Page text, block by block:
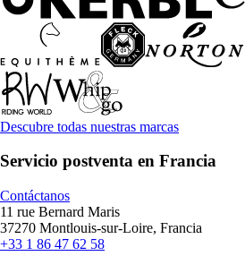
Descubre todas nuestras marcas
Servicio postventa en Francia
Contáctanos
11 rue Bernard Maris
37270 Montlouis-sur-Loire, Francia
+33 1 86 47 62 58